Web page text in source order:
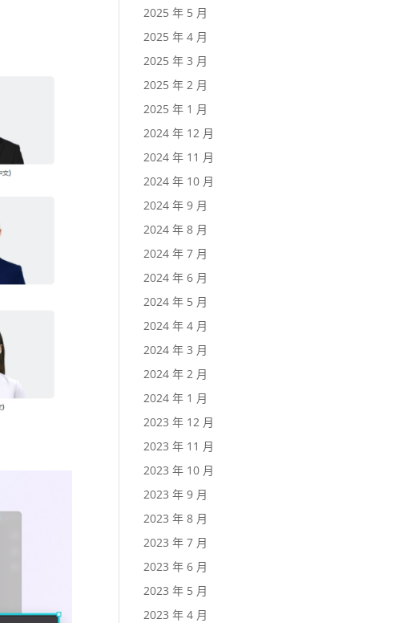
2025 年 5 月
2025 年 4 月
2025 年 3 月
2025 年 2 月
2025 年 1 月
2024 年 12 月
2024 年 11 月
2024 年 10 月
2024 年 9 月
2024 年 8 月
2024 年 7 月
2024 年 6 月
2024 年 5 月
2024 年 4 月
2024 年 3 月
2024 年 2 月
2024 年 1 月
2023 年 12 月
2023 年 11 月
2023 年 10 月
2023 年 9 月
2023 年 8 月
2023 年 7 月
2023 年 6 月
2023 年 5 月
2023 年 4 月